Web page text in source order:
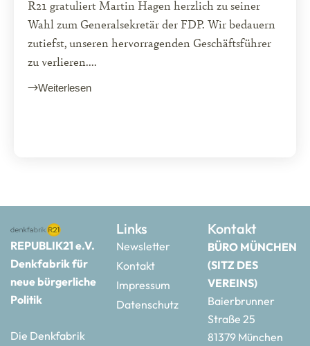
R21 gratuliert Martin Hagen herzlich zu seiner
Wahl zum Generalsekretär der FDP. Wir bedauern
zutiefst, unseren hervorragenden Geschäftsführer
zu verlieren....
Weiterlesen
REPUBLIK21 e.V.
Denkfabrik für
neue bürgerliche
Politik
Die Denkfabrik
Links
Newsletter
Kontakt
Impressum
Datenschutz
Kontakt
BÜRO MÜNCHEN
(SITZ DES
VEREINS)
Baierbrunner
Straße 25
81379 München